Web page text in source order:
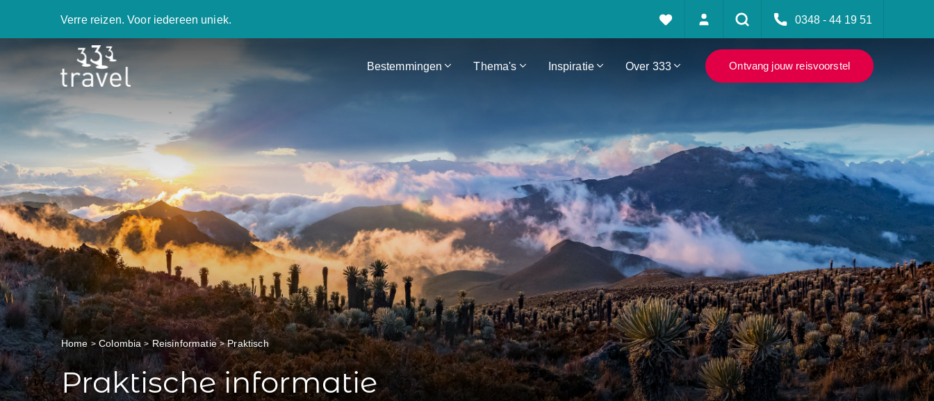
Verre reizen. Voor iedereen uniek. 0348 - 44 19 51
Bestemmingen Thema's Inspiratie Over 333 Ontvang jouw reisvoorstel
Home Colombia Reisinformatie Praktisch
Praktische informatie